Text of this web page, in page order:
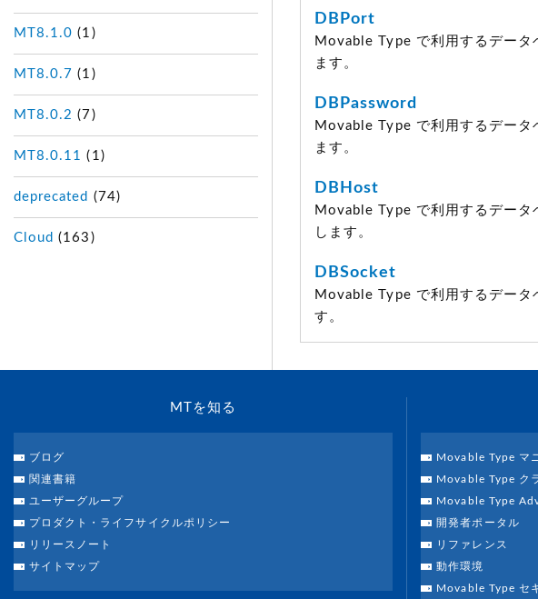
DBPort
Movable Type で利用するデータ
ます。
DBPassword
Movable Type で利用するデータ
ます。
DBHost
Movable Type で利用するデータ
します。
DBSocket
Movable Type で利用するデータ
す。
MT8.1.0 (1)
MT8.0.7 (1)
MT8.0.2 (7)
MT8.0.11 (1)
deprecated (74)
Cloud (163)
MTを知る
ブログ
関連書籍
ユーザーグループ
プロダクト・ライフサイクルポリシー
リリースノート
サイトマップ
Movable Type マ
Movable Type ク
Movable Type
開発者ポータル
リファレンス
動作環境
Movable Type セ